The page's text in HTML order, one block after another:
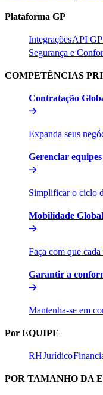
Plataforma GP​​
Integrações​​API GP​​
Segurança e
COMPETÊNCIAS
Contratação
Expanda seus
Gerenciar
Simplificar o ciclo
Mobilidade Global​​
Faça com que
Garantir a
Mantenha-se em
Por EQUIPE​​
RH​​Jurídico​​
POR TAMANHO DA